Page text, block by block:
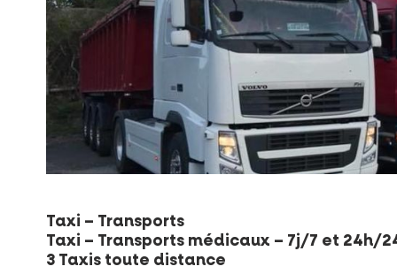
Taxi – Transports
Taxi – Transports médicaux – 7j/7 et 24h/
3 Taxis toute distance